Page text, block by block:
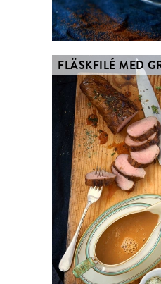
FLÄSKFILÉ MED